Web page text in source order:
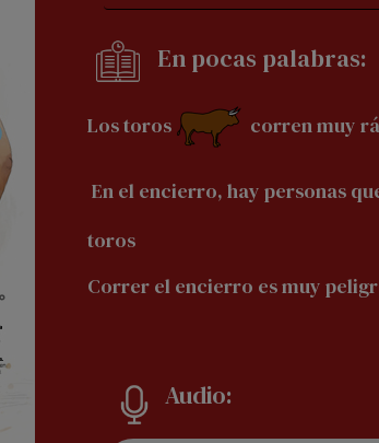
En pocas palabras:
Los toros corren muy
En el encierro, hay personas
toros
Correr el encierro es muy
Audio: